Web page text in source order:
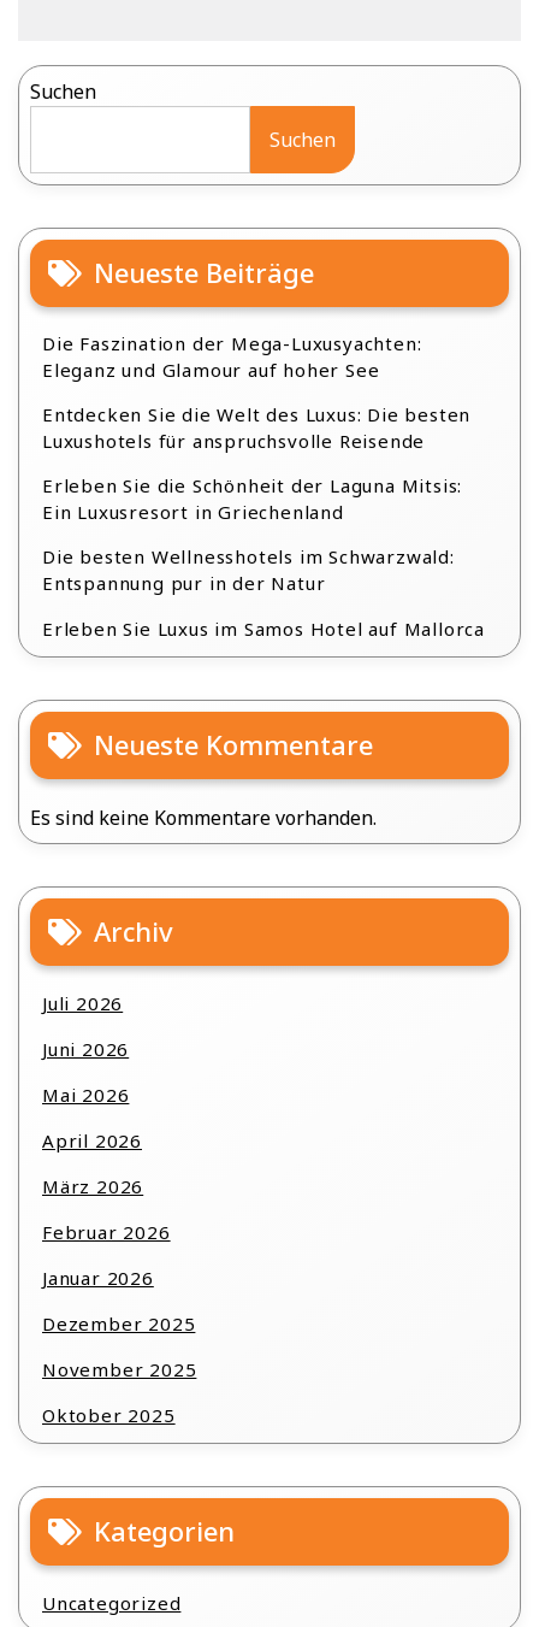
Suchen
Suchen
Neueste Beiträge
Die Faszination der Mega-Luxusyachten:
Eleganz und Glamour auf hoher See
Entdecken Sie die Welt des Luxus: Die besten
Luxushotels für anspruchsvolle Reisende
Erleben Sie die Schönheit der Laguna Mitsis:
Ein Luxusresort in Griechenland
Die besten Wellnesshotels im Schwarzwald:
Entspannung pur in der Natur
Erleben Sie Luxus im Samos Hotel auf Mallorca
Neueste Kommentare
Es sind keine Kommentare vorhanden.
Archiv
Juli 2026
Juni 2026
Mai 2026
April 2026
März 2026
Februar 2026
Januar 2026
Dezember 2025
November 2025
Oktober 2025
Kategorien
Uncategorized